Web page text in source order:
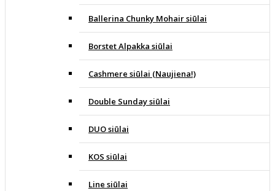
Ballerina Chunky Mohair siūlai
Borstet Alpakka siūlai
Cashmere siūlai (Naujiena!)
Double Sunday siūlai
DUO siūlai
KOS siūlai
Line siūlai